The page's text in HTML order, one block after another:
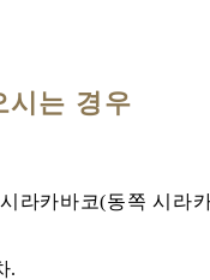
시는 경우
라카바코(동쪽 시라
.